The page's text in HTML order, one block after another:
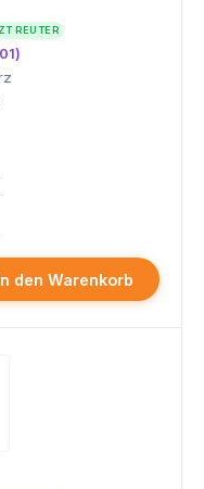
REUTER
den Warenkorb